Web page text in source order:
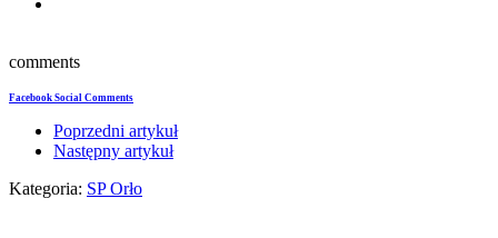
comments
Facebook Social Comments
Poprzedni artykuł
Następny artykuł
Kategoria: SP Orło